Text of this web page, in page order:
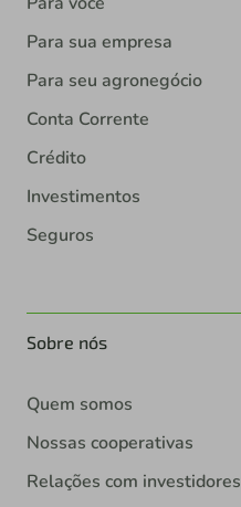
Para sua empresa
Para seu agronegócio
Conta Corrente
Crédito
Investimentos
Seguros
Sobre nós
Quem somos
Nossas cooperativas
Relações com investidores